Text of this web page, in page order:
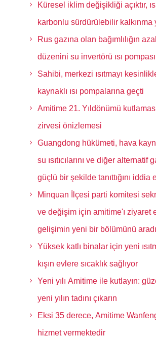
Küresel iklim değişikliği açıktır,
karbonlu sürdürülebilir kalkınma
Rus gazına olan bağımlılığın
düzenini su invertörü ısı
Sahibi, merkezi ısıtmayı
kaynaklı ısı pompalarına geçti
Amitime 21. Yıldönümü
zirvesi önizlemesi
Guangdong hükümeti, hava
su ısıtıcılarını ve diğer alternatif
güçlü bir şekilde tanıttığını iddia
Minquan İlçesi parti komitesi
ve değişim için amitime'ı ziyaret
gelişimin yeni bir bölümünü
Yüksek katlı binalar için yeni
kışın evlere sıcaklık sağlıyor
Yeni yılı Amitime ile kutlayın:
yeni yılın tadını çıkarın
Eksi 35 derece, Amitime
hizmet vermektedir